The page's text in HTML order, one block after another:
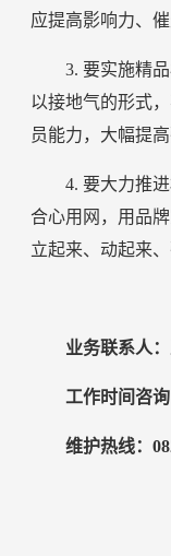
应提高影响力、催
3. 要实施精
以接地气的形式
员能力，大幅提
4. 要大力推
合心用网，用品
立起来、动起来、
业务联系人：
工作时间咨
维护热线：